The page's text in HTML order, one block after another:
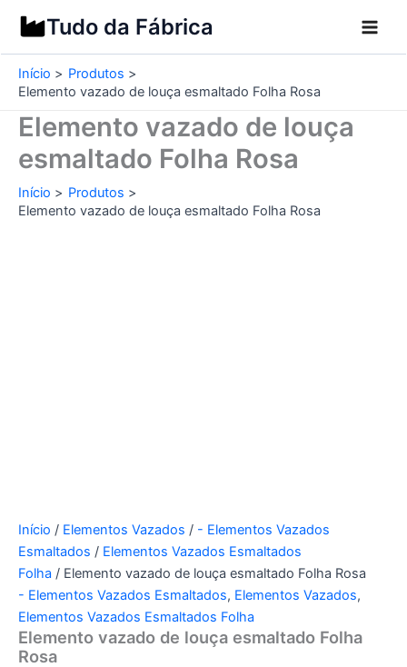
para
o
conteúdo
Tudo da Fábrica
Início
Produtos
Elemento vazado de louça esmaltado Folha Rosa
Elemento vazado de louça
esmaltado Folha Rosa
Início
Produtos
Elemento vazado de louça esmaltado Folha Rosa
Início / Elementos Vazados / - Elementos Vazados
Esmaltados / Elementos Vazados Esmaltados
Folha / Elemento vazado de louça esmaltado Folha Rosa
- Elementos Vazados Esmaltados, Elementos Vazados,
Elementos Vazados Esmaltados Folha
Elemento vazado de louça esmaltado Folha
Rosa